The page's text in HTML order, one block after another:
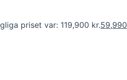
priset var: 119,900 kr.59,990